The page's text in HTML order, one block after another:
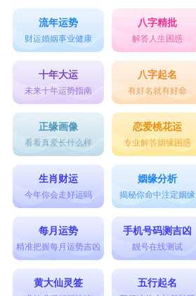
流年运势
财运婚姻事业健康
八字精批
解答人生困惑
十年大运
未来十年运势指南
八字起名
有好名就有好命
正缘画像
看看真爱长什么样
恋爱桃花运
专业解答姻缘困惑
生肖财运
今年你会走好运吗
姻缘分析
揭秘你命中注定姻缘
每月运势
精准把握每月运势吉凶
手机号码测吉凶
靓号在线测试
黄大仙灵签 五行起名